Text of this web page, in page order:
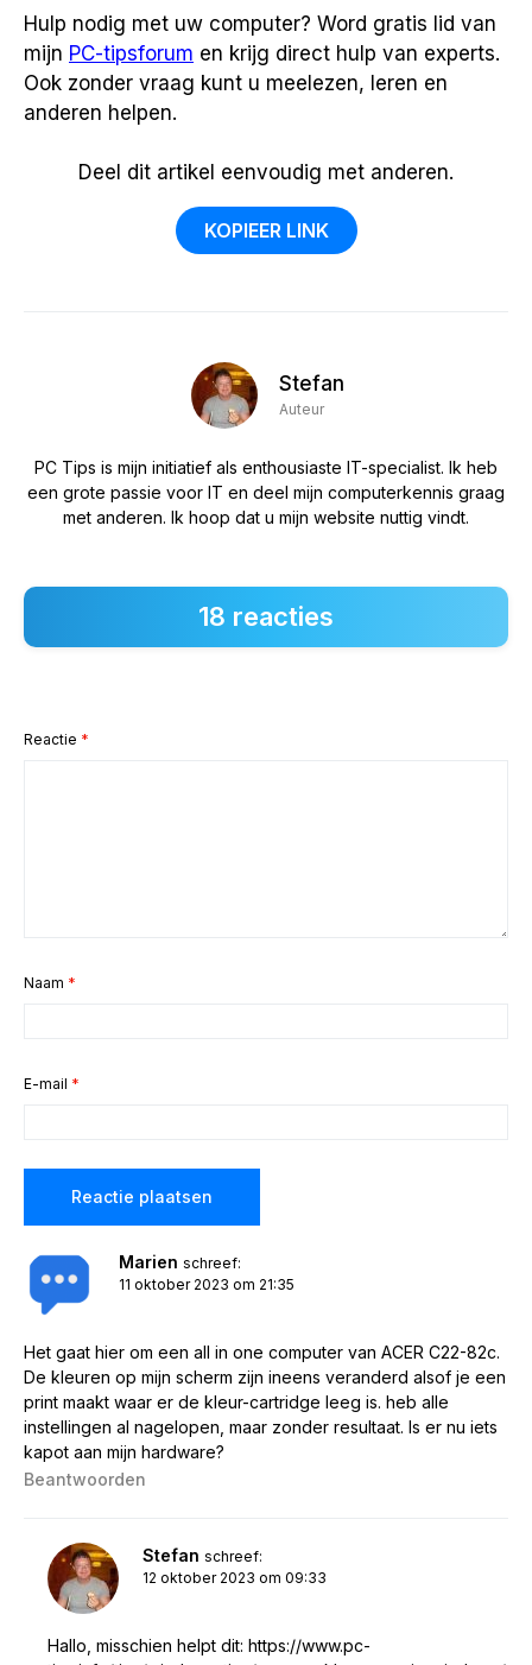
Hulp nodig met uw computer? Word gratis lid van
mijn PC-tipsforum en krijg direct hulp van experts.
Ook zonder vraag kunt u meelezen, leren en
anderen helpen.
Deel dit artikel eenvoudig met anderen.
KOPIEER LINK
Stefan
Auteur
PC Tips is mijn initiatief als enthousiaste IT-specialist. Ik heb
een grote passie voor IT en deel mijn computerkennis graag
met anderen. Ik hoop dat u mijn website nuttig vindt.
18 reacties
Marien schreef:
11 oktober 2023 om 21:35
Het gaat hier om een all in one computer van ACER C22-82c.
De kleuren op mijn scherm zijn ineens veranderd alsof je een
print maakt waar er de kleur-cartridge leeg is. heb alle
instellingen al nagelopen, maar zonder resultaat. Is er nu iets
kapot aan mijn hardware?
Beantwoorden
Stefan schreef:
12 oktober 2023 om 09:33
Hallo, misschien helpt dit: https://www.pc-
Reactie *
Naam *
E-mail *